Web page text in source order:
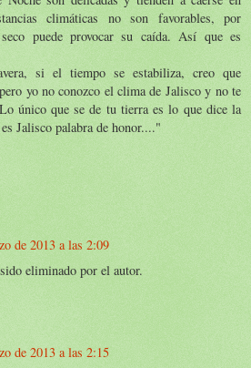
climáticas no son favorables, por
puede provocar su caída. Así que es
si el tiempo se estabiliza, creo que
yo no conozco el clima de Jalisco y no te
único que se de tu tierra es lo que dice la
Jalisco palabra de honor...."
de 2013 a las 2:09
eliminado por el autor.
de 2013 a las 2:15